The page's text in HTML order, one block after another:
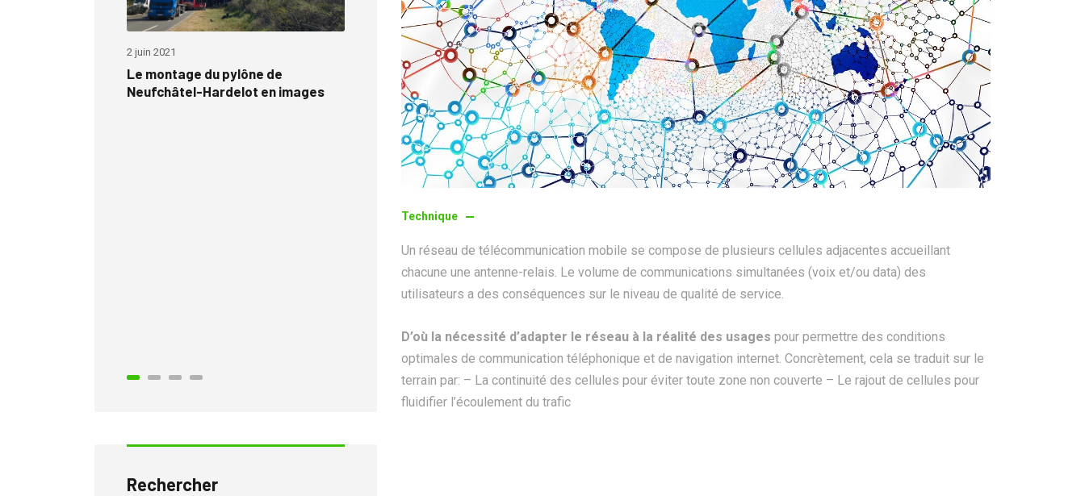
Technique
Un réseau de télécommunication mobile se compose de plusieurs cellules adjacentes accueillant
chacune une antenne-relais. Le volume de communications simultanées (voix et/ou data) des
utilisateurs a des conséquences sur le niveau de qualité de service.
D’où la nécessité d’adapter le réseau à la réalité des usages pour permettre des conditions
optimales de communication téléphonique et de navigation internet. Concrètement, cela se traduit sur le
terrain par: – La continuité des cellules pour éviter toute zone non couverte – Le rajout de cellules pour
fluidifier l’écoulement du trafic
Le montage du pylône de
Neufchâtel-Hardelot en images
Montage d’un pylône arbre
23 mai 2020
Fonctionnement d’un réseau
mobile
7 mai 2020
L’essor de la Télémédecine et les
besoins en télécom
2 juin 2021
Le montage du
Rechercher